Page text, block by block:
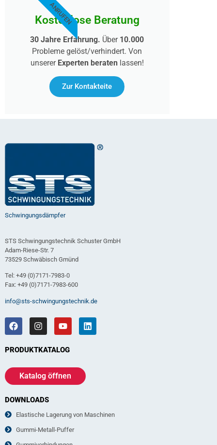
Kostenlose Beratung
30 Jahre Erfahrung. Über 10.000
Probleme gelöst/verhindert. Von
unserer Experten beratenlassen!
Zur Kontakteite
ANRUFEN
Schwingungsdämpfer
STS Schwingungstechnik Schuster GmbH
Adam-Riese-Str. 7
73529 Schwäbisch Gmünd
Tel: +49 (0)7171-7983-0
Fax: +49 (0)7171-7983-600
info@sts-schwingungstechnik.de
PRODUKTKATALOG
Katalog öffnen
DOWNLOADS
Elastische Lagerung von Maschinen
Gummi-Metall-Puffer